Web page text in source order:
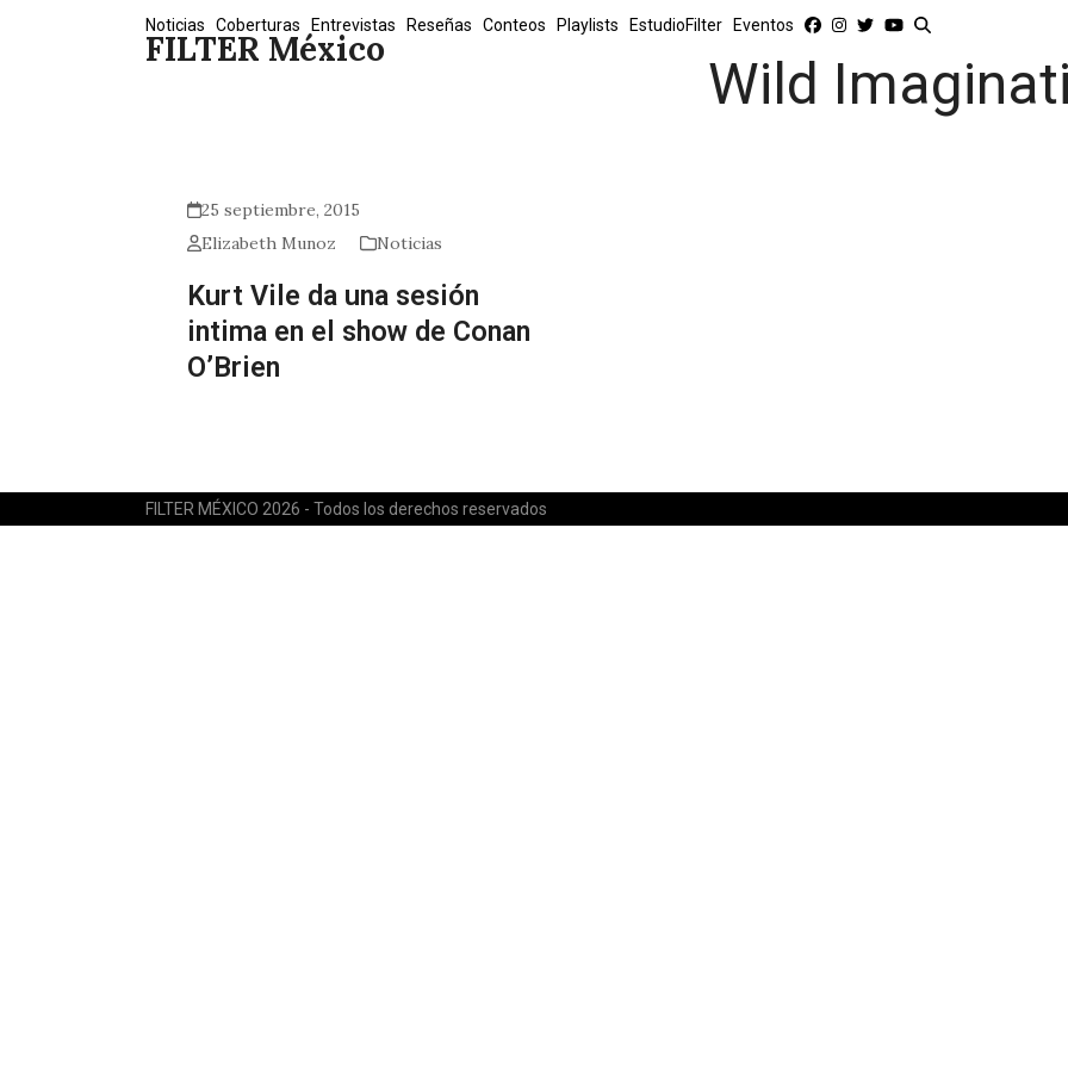
FILTER México
Noticias Coberturas Entrevistas Reseñas Conteos Playlists EstudioFilter Eventos
Wild
25 septiembre, 2015
Elizabeth Munoz
Noticias
Kurt Vile da una sesión
intima en el show de Conan
O’Brien
FILTER MÉXICO 2026 - Todos los derechos reservados